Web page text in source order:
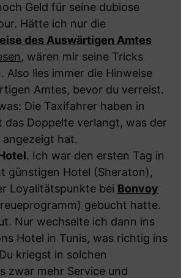
Geld für seine dubiose
Hätte ich nur die
des Auswärtigen Amtes
, wären mir seine Tricks
Also lies immer die Hinweise
Amtes, bevor du verreist.
Die Taxifahrer haben in
das Doppelte verlangt, was der
angezeigt hat.
. Ich war den ersten Tag in
günstigen Hotel (Sheraton),
Loyalitätspunkte bei Bonvoy
gebucht hatte.
Nur wechselte ich dann ins
Hotel in Tunis, was richtig ins
kriegst in solchen
zwar mehr Service und